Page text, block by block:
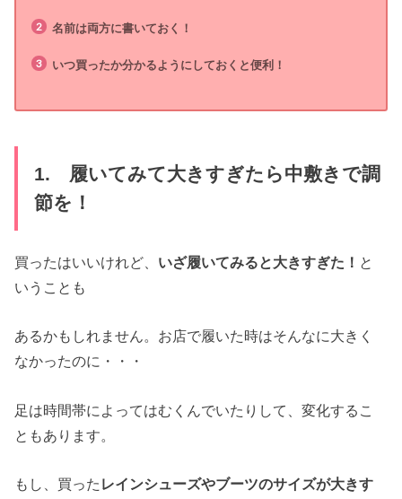
名前は両方に書いておく！
いつ買ったか分かるようにしておくと便利！
1. 履いてみて大きすぎたら中敷きで調
節を！
買ったはいいけれど、 いざ履いてみると大きすぎた！ と
いうことも
あるかもしれません。お店で履いた時はそんなに大きく
なかったのに・・・
足は時間帯によってはむくんでいたりして、変化するこ
ともあります。
もし、買った レインシューズやブーツのサイズが大きす